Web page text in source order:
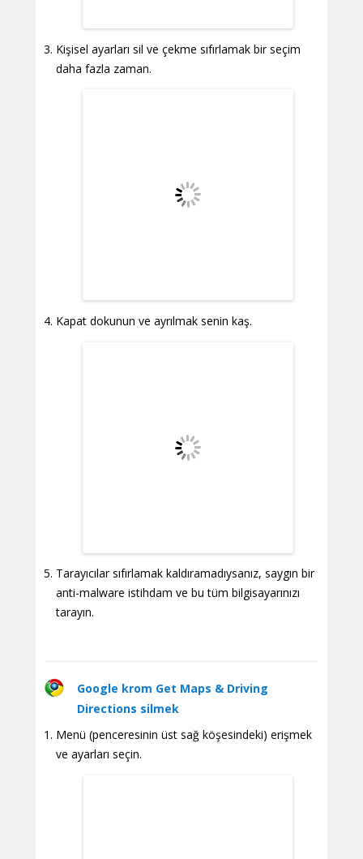
Kişisel ayarları sil ve çekme sıfırlamak bir seçim
daha fazla zaman.
Kapat dokunun ve ayrılmak senin kaş.
Tarayıcılar sıfırlamak kaldıramadıysanız, saygın bir
anti-malware istihdam ve bu tüm bilgisayarınızı
tarayın.
Google krom Get Maps & Driving
Directions silmek
Menü (penceresinin üst sağ köşesindeki) erişmek
ve ayarları seçin.